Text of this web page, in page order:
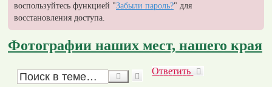
воспользуйтесь функцией "Забыли пароль?" для
восстановления доступа.
Фотографии наших мест, нашего края
Ответить
Ответить
Поиск
Расширенный